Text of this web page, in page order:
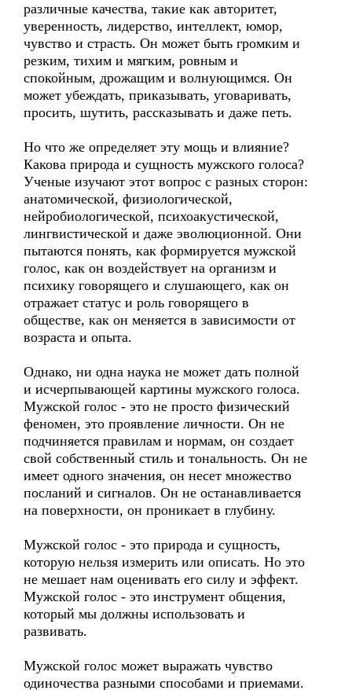
различные качества, такие как авторитет,
уверенность, лидерство, интеллект, юмор,
чувство и страсть. Он может быть громким и
резким, тихим и мягким, ровным и
спокойным, дрожащим и волнующимся. Он
может убеждать, приказывать, уговаривать,
просить, шутить, рассказывать и даже петь.
Но что же определяет эту мощь и влияние?
Какова природа и сущность мужского голоса?
Ученые изучают этот вопрос с разных сторон:
анатомической, физиологической,
нейробиологической, психоакустической,
лингвистической и даже эволюционной. Они
пытаются понять, как формируется мужской
голос, как он воздействует на организм и
психику говорящего и слушающего, как он
отражает статус и роль говорящего в
обществе, как он меняется в зависимости от
возраста и опыта.
Однако, ни одна наука не может дать полной
и исчерпывающей картины мужского голоса.
Мужской голос - это не просто физический
феномен, это проявление личности. Он не
подчиняется правилам и нормам, он создает
свой собственный стиль и тональность. Он не
имеет одного значения, он несет множество
посланий и сигналов. Он не останавливается
на поверхности, он проникает в глубину.
Мужской голос - это природа и сущность,
которую нельзя измерить или описать. Но это
не мешает нам оценивать его силу и эффект.
Мужской голос - это инструмент общения,
который мы должны использовать и
развивать.
Мужской голос может выражать чувство
одиночества разными способами и приемами.